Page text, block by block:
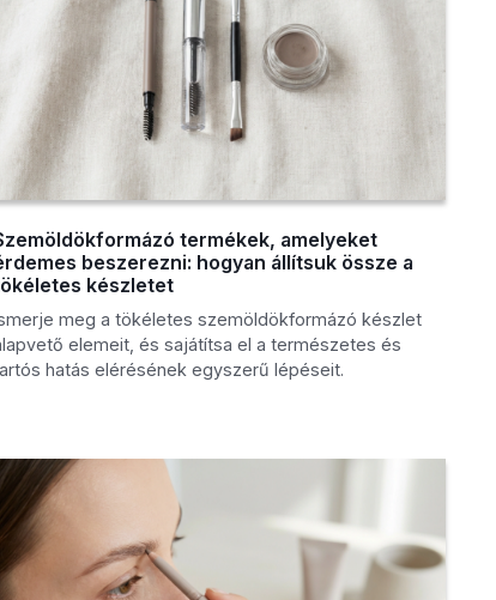
termékek, amelyeket
beszerezni: hogyan állítsuk össze a
készletet
meg a tökéletes szemöldökformázó készlet
elemeit, és sajátítsa el a természetes és
hatás elérésének egyszerű lépéseit.